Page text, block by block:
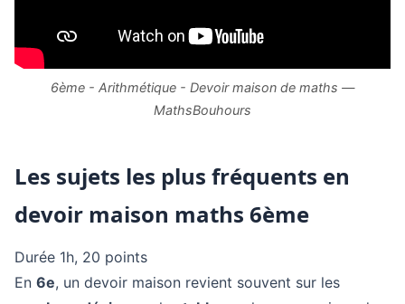
6ème - Arithmétique - Devoir maison de maths —
MathsBouhours
Les sujets les plus fréquents en
devoir maison maths 6ème
Durée 1h, 20 points
En 6e, un devoir maison revient souvent sur les